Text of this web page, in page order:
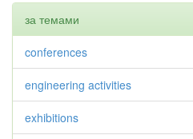
за темами
conferences
engineering activities
exhibitions